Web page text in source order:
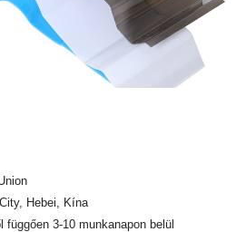
Hebei, Kína
függően 3-10 munkanapon belül